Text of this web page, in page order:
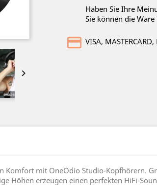

Haben Sie Ihre
Sie können die
VISA, MASTERCARD,
Komfort mit OneOdio Studio-Kopfhörern.
Höhen erzeugen einen perfekten HiFi-